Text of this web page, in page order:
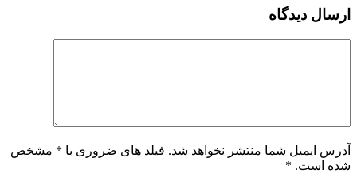
ارسال دیدگاه
آدرس ایمیل شما منتشر نخواهد شد. فیلد های ضروری با * مشخص
شده است. *